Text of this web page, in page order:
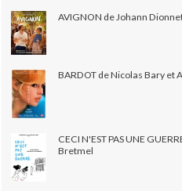
AVIGNON de Johann
BARDOT de Nicolas Bary et
CECI N'EST PAS UNE
Bretmel